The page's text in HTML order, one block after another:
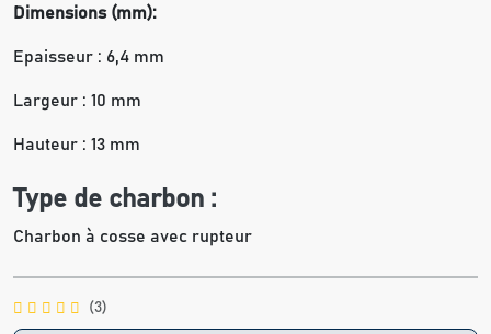
Dimensions (mm):
Epaisseur : 6,4 mm
Largeur : 10 mm
Hauteur : 13 mm
Type de charbon :
Charbon à cosse avec rupteur
(3)